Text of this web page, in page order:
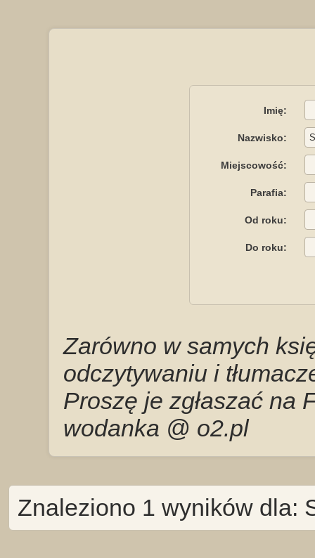
Imię:
Nazwisko:
Miejscowość:
Parafia:
Od roku:
Do roku:
Zarówno w samych
odczytywaniu i
Proszę je zgłaszać na
wodanka @ o2.pl
Znaleziono 1 wyników dla: